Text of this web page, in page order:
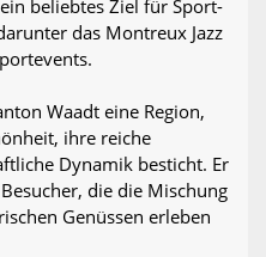
beliebtes Ziel für Sport-
das Montreux Jazz
Waadt eine Region,
ihre reiche
Dynamik besticht. Er
die die Mischung
Genüssen erleben